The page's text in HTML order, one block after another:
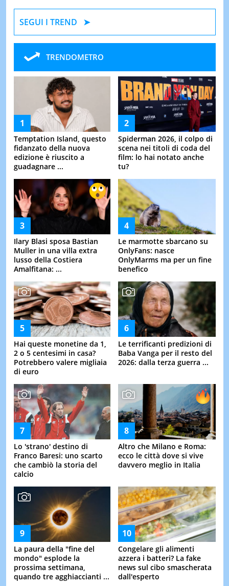
SEGUI I TREND
TRENDOMETRO
Temptation Island, questo
fidanzato della nuova
edizione è riuscito a
guadagnare ...
Spiderman 2026, il colpo di
scena nei titoli di coda del
film: lo hai notato anche
tu?
Ilary Blasi sposa Bastian
Muller in una villa extra
lusso della Costiera
Amalfitana: ...
Le marmotte sbarcano su
OnlyFans: nasce
OnlyMarms ma per un fine
benefico
Hai queste monetine da 1,
2 o 5 centesimi in casa?
Potrebbero valere migliaia
di euro
Le terrificanti predizioni di
Baba Vanga per il resto del
2026: dalla terza guerra ...
Lo 'strano' destino di
Franco Baresi: uno scarto
che cambiò la storia del
calcio
Altro che Milano e Roma:
ecco le città dove si vive
davvero meglio in Italia
La paura della "fine del
mondo" esplode la
prossima settimana,
quando tre agghiaccianti ...
Congelare gli alimenti
azzera i batteri? La fake
news sul cibo smascherata
dall'esperto